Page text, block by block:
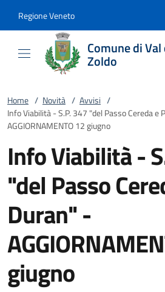
Regione Veneto
Comune di Val
Zoldo
Home / Novità / Avvisi /
Info Viabilità - S.P. 347 "del Passo Cereda e
AGGIORNAMENTO 12 giugno
Info Viabilità -
"del Passo
Duran" -
giugno